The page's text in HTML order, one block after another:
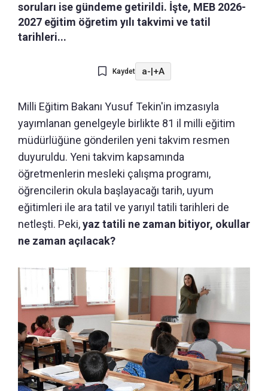
soruları ise gündeme getirildi. İşte, MEB 2026-
2027 eğitim öğretim yılı takvimi ve tatil
tarihleri...
Kaydet a-|+A
Milli Eğitim Bakanı Yusuf Tekin'in imzasıyla
yayımlanan genelgeyle birlikte 81 il milli eğitim
müdürlüğüne gönderilen yeni takvim resmen
duyuruldu. Yeni takvim kapsamında
öğretmenlerin mesleki çalışma programı,
öğrencilerin okula başlayacağı tarih, uyum
eğitimleri ile ara tatil ve yarıyıl tatili tarihleri de
netleşti. Peki,yaz tatili ne zaman bitiyor, okullar
ne zaman açılacak?